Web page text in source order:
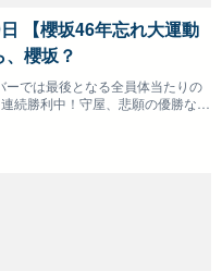
【櫻坂46年忘れ大運動
櫻坂？
では最後となる全員体当たりの
続勝利中！守屋、悲願の優勝なる